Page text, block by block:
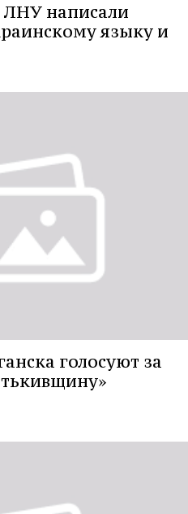
ЛНУ написали
языку и
голосуют за